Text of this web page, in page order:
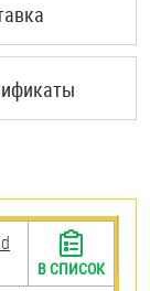
В СПИСОК